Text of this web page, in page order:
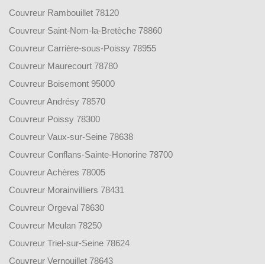
Couvreur Rambouillet 78120
Couvreur Saint-Nom-la-Bretèche 78860
Couvreur Carrière-sous-Poissy 78955
Couvreur Maurecourt 78780
Couvreur Boisemont 95000
Couvreur Andrésy 78570
Couvreur Poissy 78300
Couvreur Vaux-sur-Seine 78638
Couvreur Conflans-Sainte-Honorine 78700
Couvreur Achères 78005
Couvreur Morainvilliers 78431
Couvreur Orgeval 78630
Couvreur Meulan 78250
Couvreur Triel-sur-Seine 78624
Couvreur Vernouillet 78643